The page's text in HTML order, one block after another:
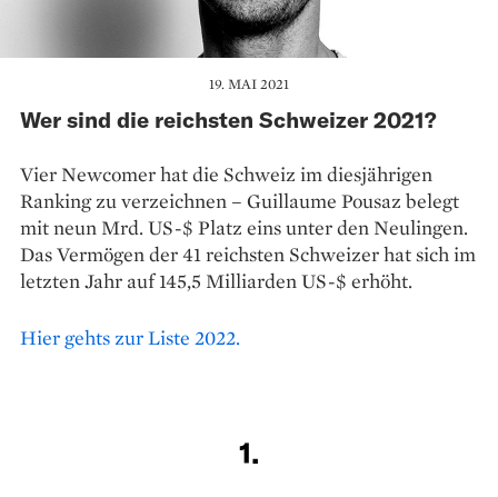
19. MAI 2021
Wer sind die reichsten Schweizer 2021?
Vier Newcomer hat die Schweiz im diesjährigen
Ranking zu verzeichnen – Guillaume Pousaz belegt
mit neun Mrd. US-$ Platz eins unter den Neulingen.
Das Vermögen der 41 reichsten Schweizer hat sich im
letzten Jahr auf 145,5 Milliarden US-$ erhöht.
Hier gehts zur Liste 2022.
1.